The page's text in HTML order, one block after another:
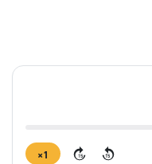
15
15
1×